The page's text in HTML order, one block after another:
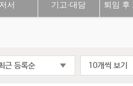
저서 기고·대담 퇴임 후
근 등록순 10개씩 보기